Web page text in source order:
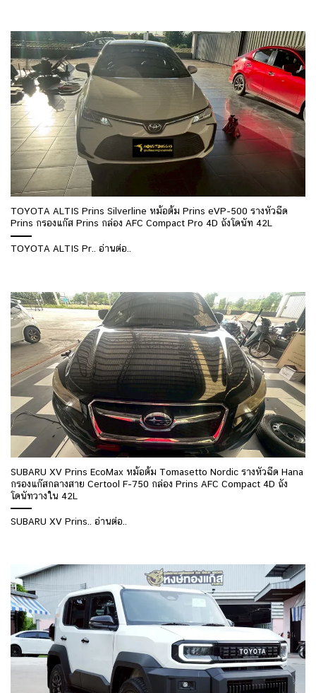
TOYOTA ALTIS Prins Silverline หม้อต้ม Prins eVP-500 รางหัวฉีด
Prins กรองแก๊ส Prins กล่อง AFC Compact Pro 4D ถังโดนัท 42L
TOYOTA ALTIS Pr.. อ่านต่อ..
SUBARU XV Prins EcoMax หม้อต้ม Tomasetto Nordic รางหัวฉีด Hana
กรองแก๊สกลางสาย Certool F-750 กล่อง Prins AFC Compact 4D ถัง
โดนัทวางใน 42L
SUBARU XV Prins.. อ่านต่อ..